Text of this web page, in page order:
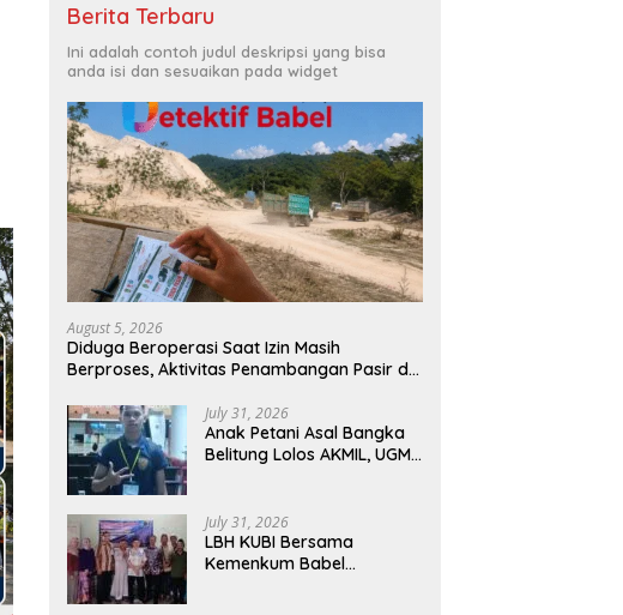
Berita Terbaru
Ini adalah contoh judul deskripsi yang bisa
anda isi dan sesuaikan pada widget
August 5, 2026
Diduga Beroperasi Saat Izin Masih
Berproses, Aktivitas Penambangan Pasir di
July 31, 2026
Anak Petani Asal Bangka
Belitung Lolos AKMIL, UGM,
untuk Negeri
July 31, 2026
LBH KUBI Bersama
Kemenkum Babel